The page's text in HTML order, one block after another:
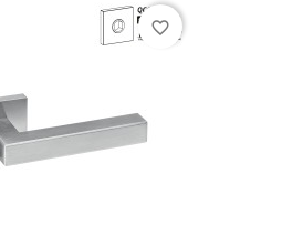
favorite_border